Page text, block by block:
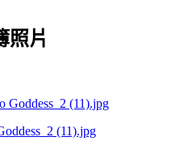
照片
(11).jpg